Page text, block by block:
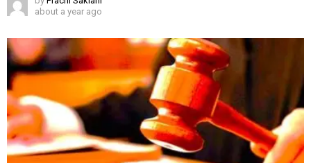
about a year ago